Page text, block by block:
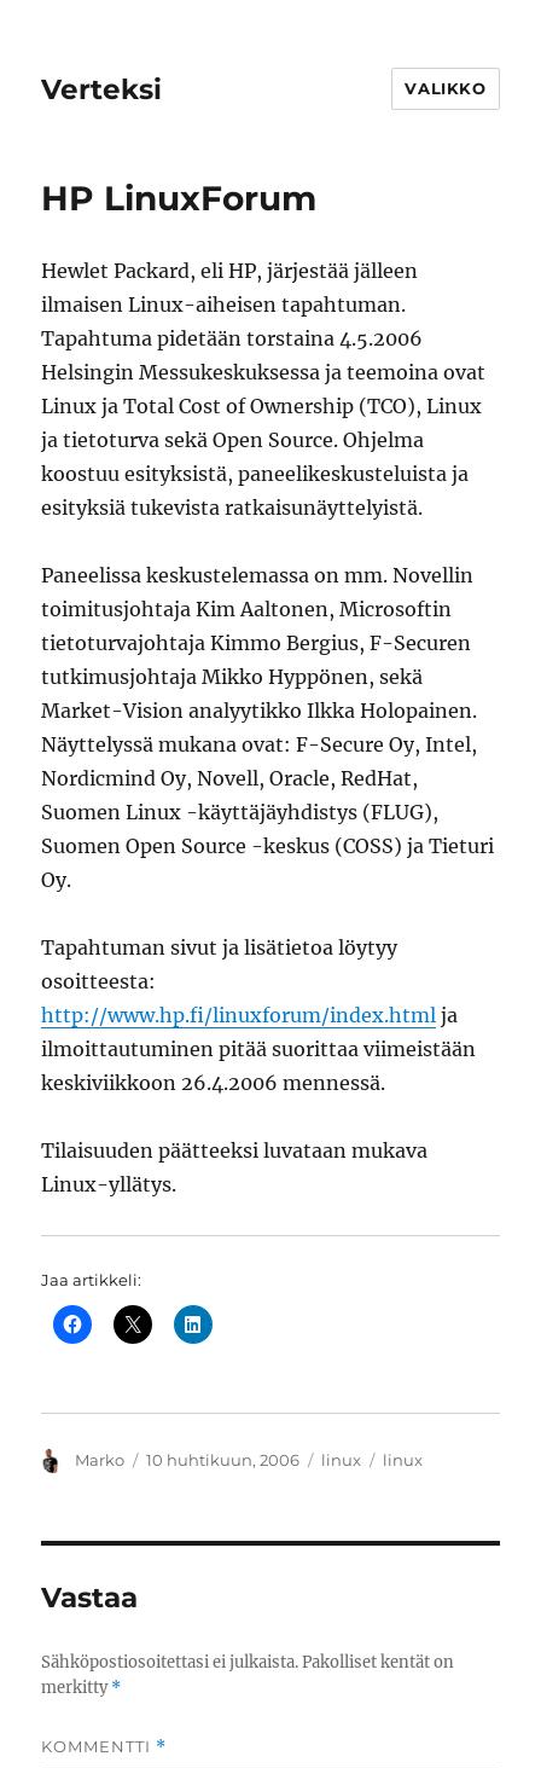
Verteksi VALIKKO
HP LinuxForum
Hewlet Packard, eli HP, järjestää jälleen
ilmaisen Linux-aiheisen tapahtuman.
Tapahtuma pidetään torstaina 4.5.2006
Helsingin Messukeskuksessa ja teemoina ovat
Linux ja Total Cost of Ownership (TCO), Linux
ja tietoturva sekä Open Source. Ohjelma
koostuu esityksistä, paneelikeskusteluista ja
esityksiä tukevista ratkaisunäyttelyistä.
Paneelissa keskustelemassa on mm. Novellin
toimitusjohtaja Kim Aaltonen, Microsoftin
tietoturvajohtaja Kimmo Bergius, F-Securen
tutkimusjohtaja Mikko Hyppönen, sekä
Market-Vision analyytikko Ilkka Holopainen.
Näyttelyssä mukana ovat: F-Secure Oy, Intel,
Nordicmind Oy, Novell, Oracle, RedHat,
Suomen Linux -käyttäjäyhdistys (FLUG),
Suomen Open Source -keskus (COSS) ja Tieturi
Oy.
Tapahtuman sivut ja lisätietoa löytyy
osoitteesta:
http://www.hp.fi/linuxforum/index.html ja
ilmoittautuminen pitää suorittaa viimeistään
keskiviikkoon 26.4.2006 mennessä.
Tilaisuuden päätteeksi luvataan mukava
Linux-yllätys.
Jaa artikkeli:
Kirjoittaja
Marko Julkaistu
10 huhtikuun, 2006 Kategoriat
linux Avainsanat
linux
Vastaa
Sähköpostiosoitettasi ei julkaista. Pakolliset kentät on
merkitty*
KOMMENTTI *